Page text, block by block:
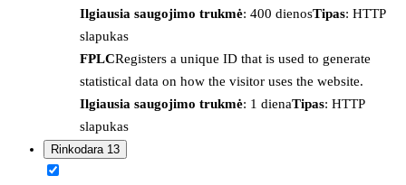
Ilgiausia saugojimo trukmė: 400 dienosTipas: HTTP
slapukas
FPLCRegisters a unique ID that is used to generate
statistical data on how the visitor uses the website.
Ilgiausia saugojimo trukmė: 1 dienaTipas: HTTP
slapukas
Rinkodara 13